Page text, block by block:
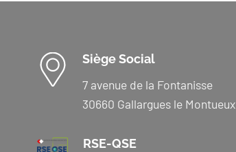
Siège Social
7 avenue de la Fontanisse
30660 Gallargues le Montueux
RSE-QSE